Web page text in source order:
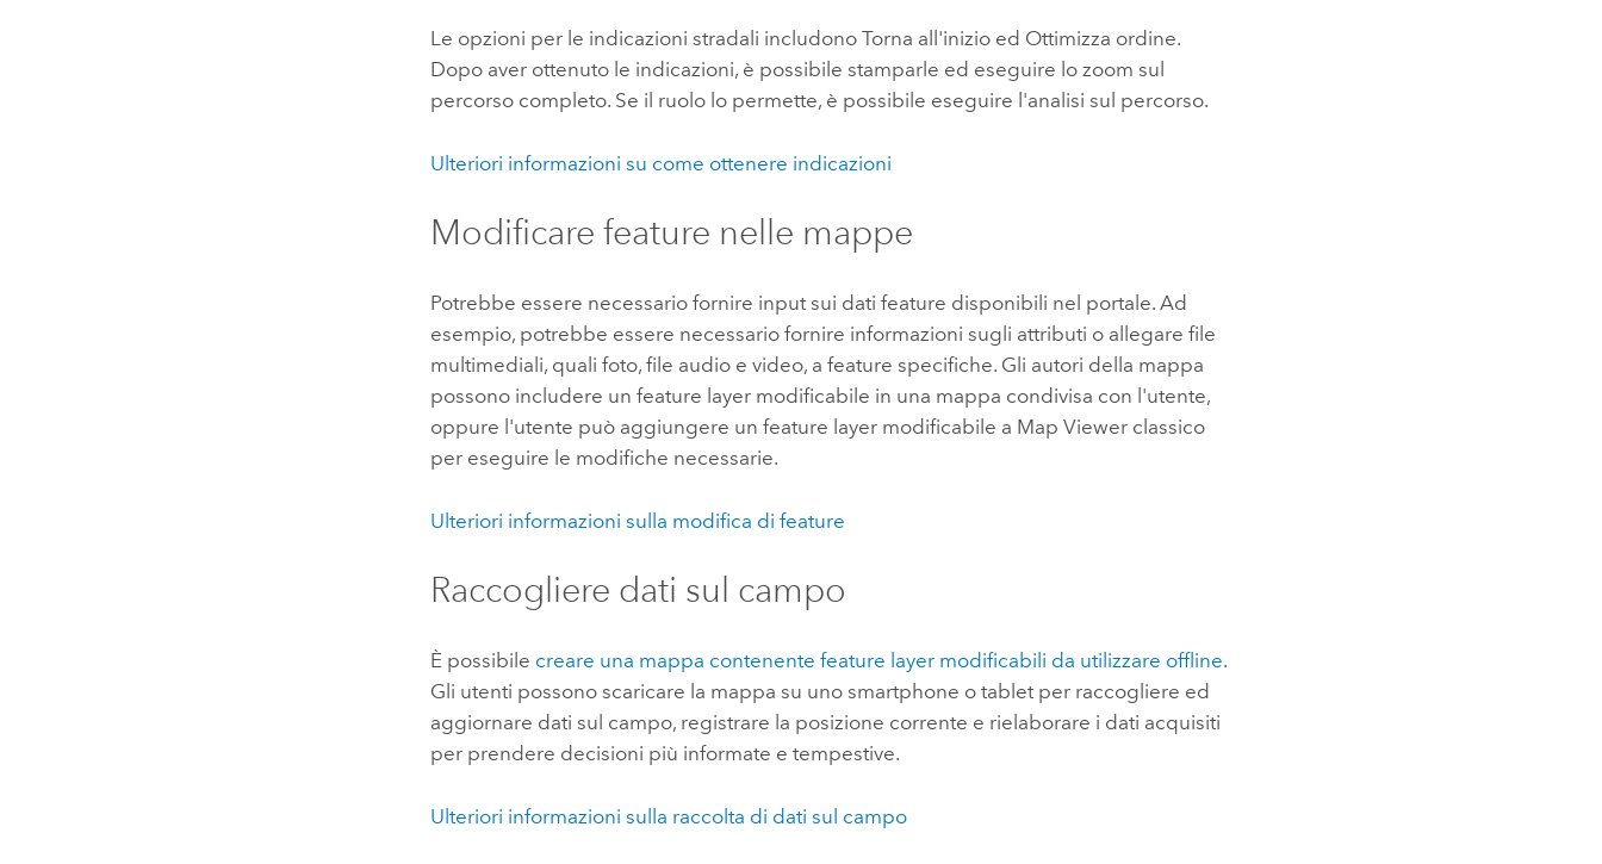
Le opzioni per le indicazioni stradali includono Torna all'inizio ed Ottimizza ordine.
Dopo aver ottenuto le indicazioni, è possibile stamparle ed eseguire lo zoom sul
percorso completo. Se il ruolo lo permette, è possibile eseguire l'analisi sul percorso.
Ulteriori informazioni su come ottenere indicazioni
Modificare feature nelle mappe
Potrebbe essere necessario fornire input sui dati feature disponibili nel portale. Ad
esempio, potrebbe essere necessario fornire informazioni sugli attributi o allegare file
multimediali, quali foto, file audio e video, a feature specifiche. Gli autori della mappa
possono includere un feature layer modificabile in una mappa condivisa con l'utente,
oppure l'utente può aggiungere un feature layer modificabile a Map Viewer classico
per eseguire le modifiche necessarie.
Ulteriori informazioni sulla modifica di feature
Raccogliere dati sul campo
È possibile creare una mappa contenente feature layer modificabili da utilizzare offline.
Gli utenti possono scaricare la mappa su uno smartphone o tablet per raccogliere ed
aggiornare dati sul campo, registrare la posizione corrente e rielaborare i dati acquisiti
per prendere decisioni più informate e tempestive.
Ulteriori informazioni sulla raccolta di dati sul campo